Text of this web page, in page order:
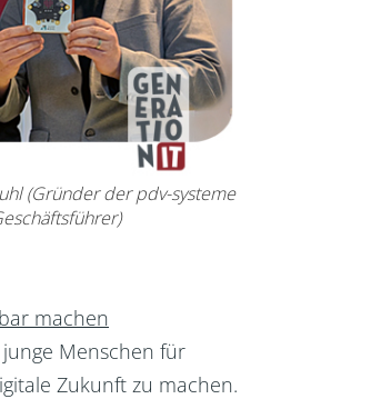
(Gründer der pdv-systeme
machen
junge Menschen für
Zukunft zu machen.